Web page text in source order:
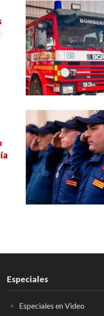
Especiales
Especiales en Video